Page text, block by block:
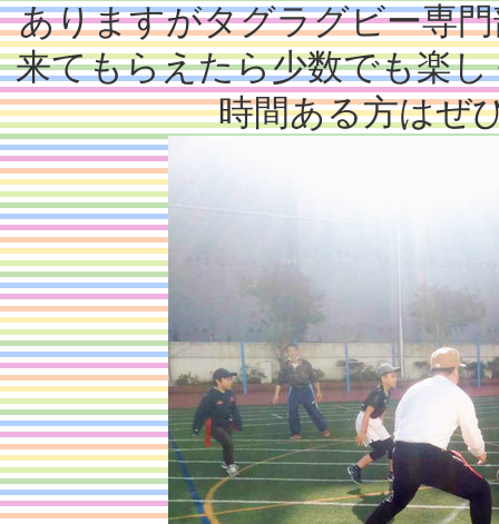
ありますがタグラグビー専
来てもらえたら少数でも楽
時間ある方はぜ